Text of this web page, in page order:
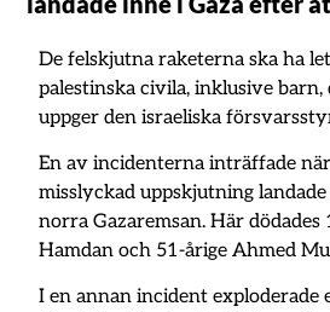
De felskjutna raketerna ska ha
palestinska civila, inklusive barn,
uppger den israeliska
En av incidenterna inträffade
misslyckad uppskjutning
norra Gazaremsan. Här dödades
Hamdan och 51-årige Ahmed
I en annan incident exploderade